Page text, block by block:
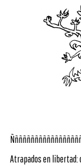
Atrapados en libertad: